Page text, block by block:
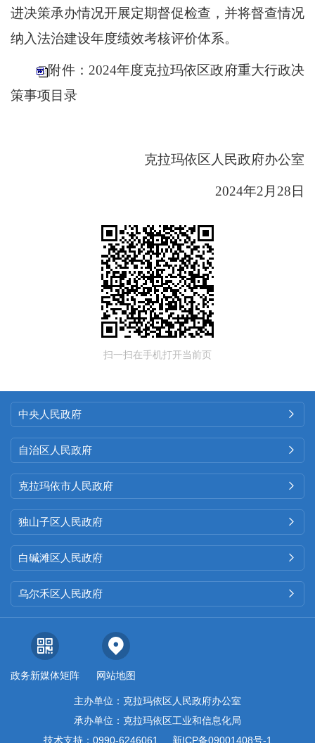
进决策承办情况开展定期督促检查，并将督查情况
纳入法治建设年度绩效考核评价体系。
附件：2024年度克拉玛依区政府重大行政决
策事项目录
克拉玛依区人民政府办公室
2024年2月 28 日
扫一扫在手机打开当前页
中央人民政府 
自治区人民政府 
克拉玛依市人民政府 
独山子区人民政府 
白碱滩区人民政府 
乌尔禾区人民政府 
政务新媒体矩阵 网站地图
主办单位：克拉玛依区人民政府办公室
承办单位：克拉玛依区工业和信息化局
技术支持：0990-6246061
新ICP备09001408号-1